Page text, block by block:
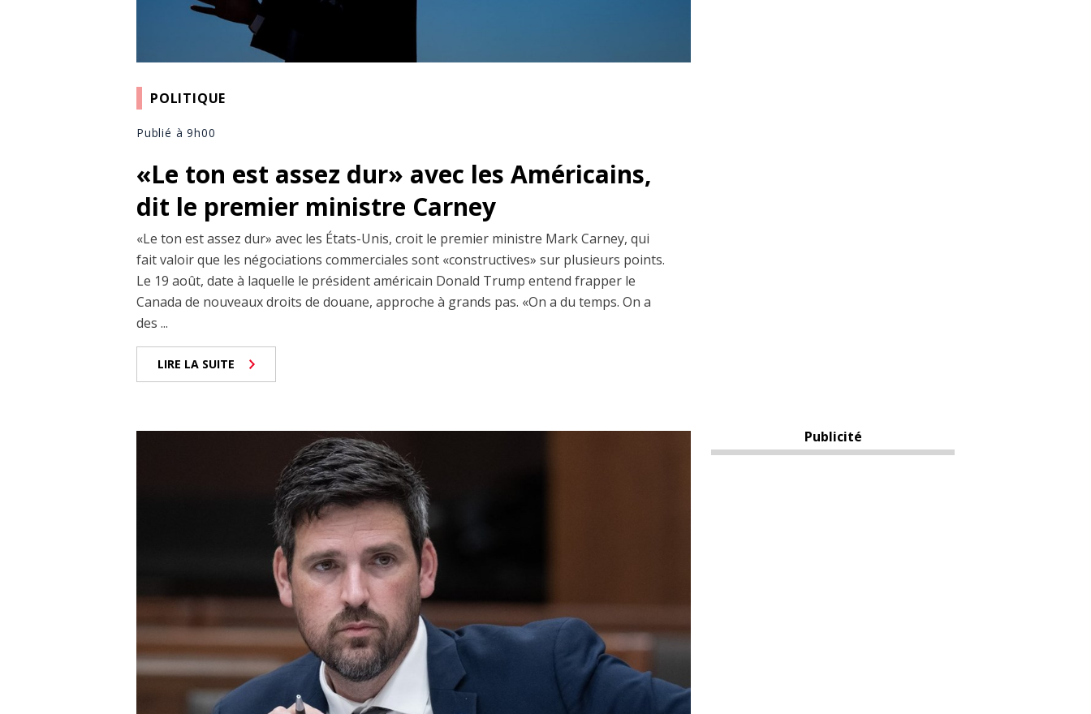
POLITIQUE
Publié à 9h00
«Le ton est assez dur» avec les Américains,
dit le premier ministre Carney
«Le ton est assez dur» avec les États-Unis, croit le premier ministre Mark Carney, qui
fait valoir que les négociations commerciales sont «constructives» sur plusieurs points.
Le 19 août, date à laquelle le président américain Donald Trump entend frapper le
Canada de nouveaux droits de douane, approche à grands pas. «On a du temps. On a
des ...
LIRE LA SUITE
Publicité